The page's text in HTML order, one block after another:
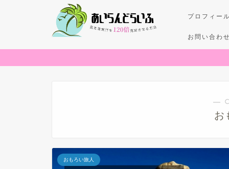
プロフィール
お問い合わせ
―
お
おもろい旅人